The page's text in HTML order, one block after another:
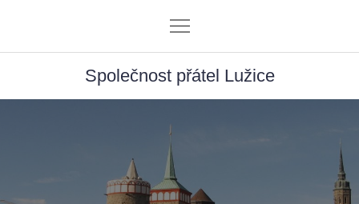
content
Společnost přátel Lužice